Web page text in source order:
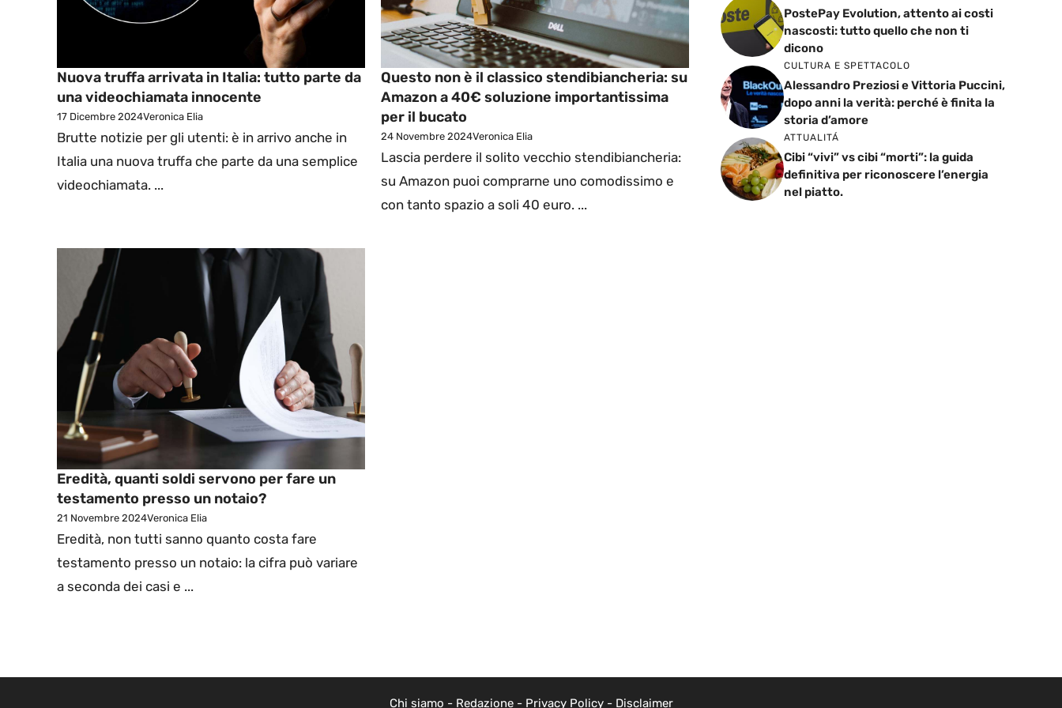
Nuova truffa arrivata in Italia: tutto parte da
una videochiamata innocente
17 Dicembre 2024Veronica Elia
Brutte notizie per gli utenti: è in arrivo anche in
Italia una nuova truffa che parte da una semplice
videochiamata. ...
Questo non è il classico stendibiancheria: su
Amazon a 40€ soluzione importantissima
per il bucato
24 Novembre 2024Veronica Elia
Lascia perdere il solito vecchio stendibiancheria:
su Amazon puoi comprarne uno comodissimo e
con tanto spazio a soli 40 euro. ...
Eredità, quanti soldi servono per fare un
testamento presso un notaio?
21 Novembre 2024Veronica Elia
Eredità, non tutti sanno quanto costa fare
testamento presso un notaio: la cifra può variare
a seconda dei casi e ...
PostePay Evolution, attento ai costi
nascosti: tutto quello che non ti
dicono
CULTURA E SPETTACOLO
Alessandro Preziosi e Vittoria Puccini,
dopo anni la verità: perché è finita la
storia d’amore
ATTUALITÁ
Cibi “vivi” vs cibi “morti”: la guida
definitiva per riconoscere l’energia
nel piatto.
Chi siamo - Redazione- Privacy Policy- Disclaimer